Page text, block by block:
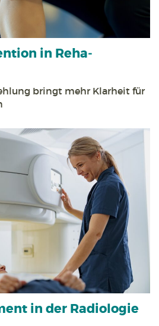
in Reha­
bringt mehr Klarheit für
in der Radiologie